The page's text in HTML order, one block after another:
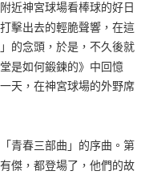
近神宮球場看棒球的好日
擊出去的輕脆聲響，在這
的念頭，於是，不久後就
是如何鍛鍊的》中回憶
天，在神宮球場的外野席
青春三部曲」的序曲。第
傑，都登場了，他們的故